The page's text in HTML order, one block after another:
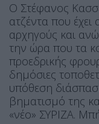
Ο Στέφανος
ατζέντα που έχει
αρχηγούς και
την ώρα που τα
προεδρικής
δημόσιες
υπόθεση
βηματισμό της
«νέο» ΣΥΡΙΖΑ.